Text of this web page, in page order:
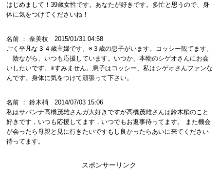
はじめまして！39歳女性です。あなたが好きです。多忙と思うので、身
体に気をつけてくださいね！
名前 ： 奈美枝 2015/01/31 04:58
ごく平凡な３４歳主婦です。※３歳の息子がいます。コッシー観てます。
陰ながら、いつも応援しています。いつか、本物のシゲオさんにお会
いしたいです。※すみません。息子はコッシー、私はシゲオさんファンな
んです。身体に気をつけて頑張って下さい。
名前 ： 鈴木梢 2014/07/03 15:06
私はサバンナ高橋茂雄さんガ大好きですが高橋茂雄さんは鈴木梢のこと
好きです，いつも応援してます，いつでもお返事待ってます。 また機会
が会ったら母親と見に行きたいですもし良かったらあいに来てください
待ってます。
スポンサーリンク